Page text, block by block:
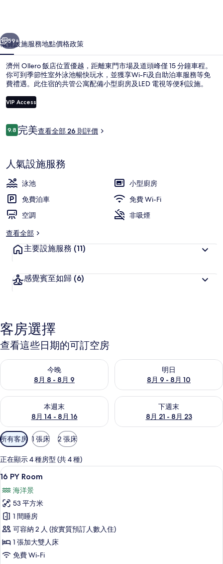
集
個 下一個
59+
概覽設施服務地點價格政策
濟州 Ollero 飯店位置優越，距離東門市場及道頭峰僅 15 分鐘車程。
你可到季節性室外泳池暢快玩水，並獲享Wi-Fi及自助泊車服務等免
費禮遇。此住宿的共管公寓配備小型廚房及LED 電視等便利設施。
VIP Access
評
價
9.89.8 分，滿分 10 分，
完美查看全部 26 則評價
人氣設施服務
泳池
小型廚房
免費泊車
免費 Wi-Fi
空調
非吸煙
查看全部
主要設施服務 (11)
感覺賓至如歸 (6)
客房選擇
查看這些日期的可訂空房
今晚
8月 8 - 8月 9
查看今晚 8月 8 - 8月 9的可訂空房
明日
8月 9 - 8月 10
查看明日 8月 9 - 8月 10的可訂
本週末
8月 14 - 8月 16
查看本週末 8月 14 - 8月 16的可訂空房
下週末
8月 21 - 8月 23
查看下週末 8月 21 - 8月 23的
可
用
嘅
客
房
篩
選
條
件
所有客房 1 張床 2 張床
正在顯示 4 種房型 (共 4 種)
載
所
有
16
PY
Room
的
16 PY Room | 隔音、免費 Wi-Fi、床單
13
16 PY Room
海洋景
53 平方米
1 間睡房
可容納 2 人 (按實質預訂人數入住)
1 張加大雙人床
免費 Wi-Fi